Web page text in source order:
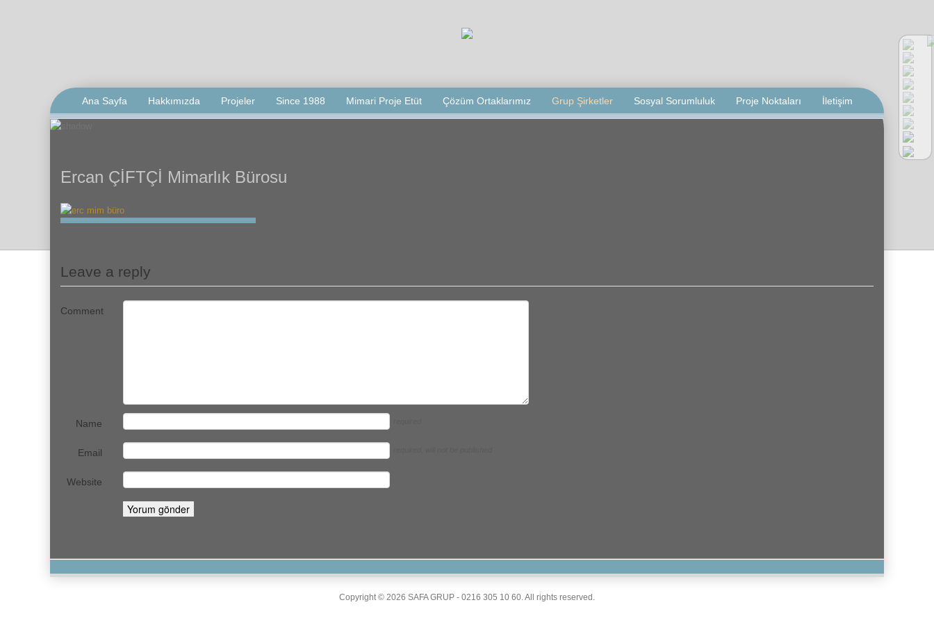
Ana Sayfa Hakkımızda Projeler Since 1988 Mimari Proje Etüt Çözüm Ortaklarımız Grup Şirketler Sosyal Sorumluluk Proje Noktaları İletişim
Ercan ÇİFTÇİ Mimarlık Bürosu
Leave a reply
Comment
Name
Email
Website
Copyright © 2026 SAFA GRUP - 0216 305 10 60. All rights reserved.